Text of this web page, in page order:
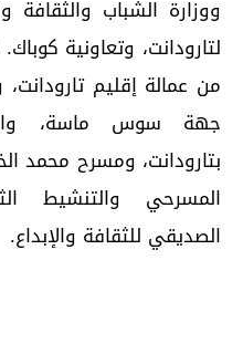
ووزارة الشباب والثقافة
لتارودانت، وتعاونية
من عمالة إقليم
جهة سوس ماسة،
بتارودانت، ومسرح محمد
المسرحي والتنشيط
الصديقي للثقافة والإبداع.